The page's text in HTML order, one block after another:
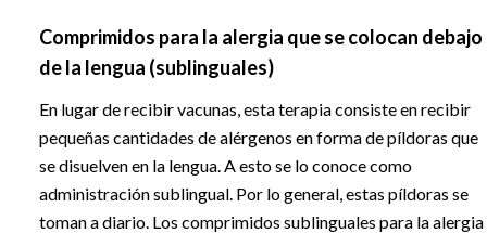
Comprimidos para la alergia que se colocan debajo
de la lengua (sublinguales)
En lugar de recibir vacunas, esta terapia consiste en recibir
pequeñas cantidades de alérgenos en forma de píldoras que
se disuelven en la lengua. A esto se lo conoce como
administración sublingual. Por lo general, estas píldoras se
toman a diario. Los comprimidos sublinguales para la alergia